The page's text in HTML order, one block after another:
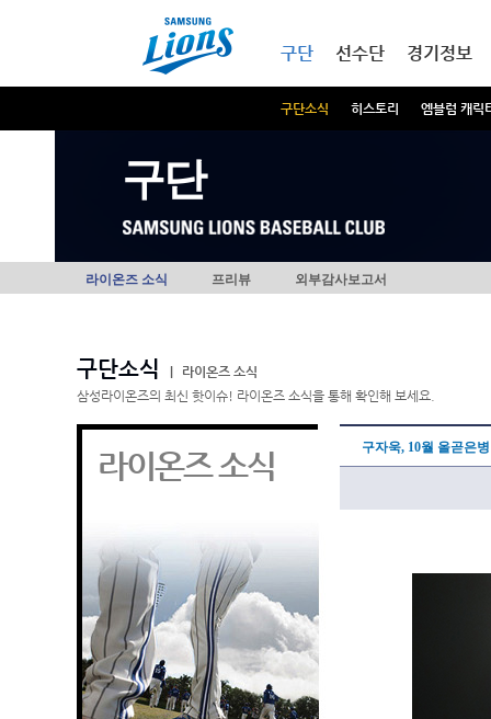
구단
구단소식 히스토리 엠블럼 캐릭
선수단 경기정보
구단
라이온즈 소식 프리뷰 외부감사보고서
구단소식
라이온즈 소식
삼성라이온즈의 최신 핫이슈! 라이온즈 소식을 통해 확인해 보세요.
라이온즈 소식 구자욱, 10월 올곧은